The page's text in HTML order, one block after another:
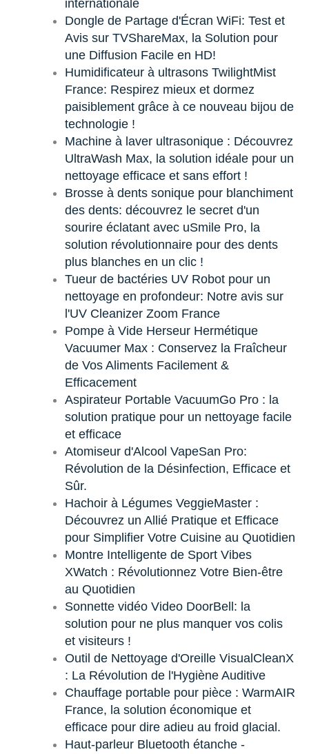
internationale
Dongle de Partage d'Écran WiFi: Test et
Avis sur TVShareMax, la Solution pour
une Diffusion Facile en HD!
Humidificateur à ultrasons TwilightMist
France: Respirez mieux et dormez
paisiblement grâce à ce nouveau bijou de
technologie !
Machine à laver ultrasonique : Découvrez
UltraWash Max, la solution idéale pour un
nettoyage efficace et sans effort !
Brosse à dents sonique pour blanchiment
des dents: découvrez le secret d'un
sourire éclatant avec uSmile Pro, la
solution révolutionnaire pour des dents
plus blanches en un clic !
Tueur de bactéries UV Robot pour un
nettoyage en profondeur: Notre avis sur
l'UV Cleanizer Zoom France
Pompe à Vide Herseur Hermétique
Vacuumer Max : Conservez la Fraîcheur
de Vos Aliments Facilement &
Efficacement
Aspirateur Portable VacuumGo Pro : la
solution pratique pour un nettoyage facile
et efficace
Atomiseur d'Alcool VapeSan Pro:
Révolution de la Désinfection, Efficace et
Sûr.
Hachoir à Légumes VeggieMaster :
Découvrez un Allié Pratique et Efficace
pour Simplifier Votre Cuisine au Quotidien
Montre Intelligente de Sport Vibes
XWatch : Révolutionnez Votre Bien-être
au Quotidien
Sonnette vidéo Video DoorBell: la
solution pour ne plus manquer vos colis
et visiteurs !
Outil de Nettoyage d'Oreille VisualCleanX
: La Révolution de l'Hygiène Auditive
Chauffage portable pour pièce : WarmAIR
France, la solution économique et
efficace pour dire adieu au froid glacial.
Haut-parleur Bluetooth étanche -